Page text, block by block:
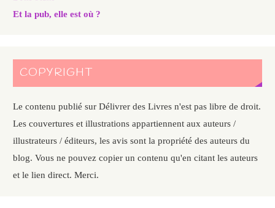
Et la pub, elle est où ?
COPYRIGHT
Le contenu publié sur Délivrer des Livres n'est pas libre de droit.
Les couvertures et illustrations appartiennent aux auteurs /
illustrateurs / éditeurs, les avis sont la propriété des auteurs du
blog. Vous ne pouvez copier un contenu qu'en citant les auteurs
et le lien direct. Merci.